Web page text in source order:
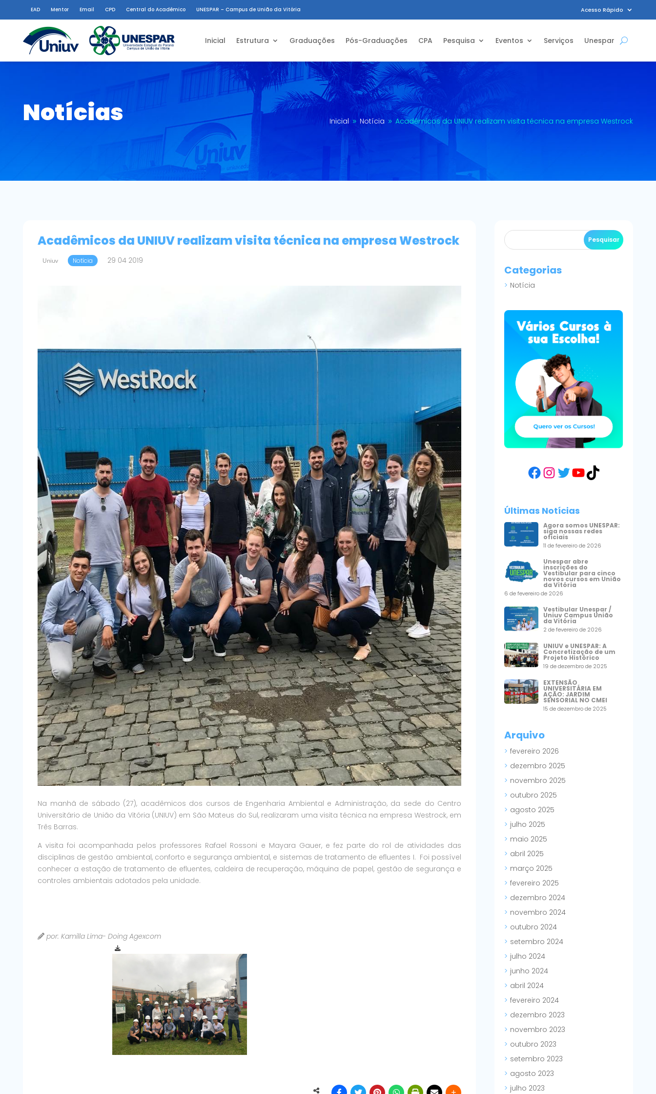
EAD Mentor Email CPD Central do Acadêmico UNESPAR – Campus de União da Vitória Acesso Rápido
Inicial Estrutura Graduações Pós-Graduações CPA Pesquisa Eventos Serviços Unespar
Notícias Inicial 9 Notícia 9 Acadêmicos da UNIUV realizam visita técnica na empresa Westrock
Acadêmicos da UNIUV realizam visita técnica na empresa Westrock
Uniuv Notícia 29 04 2019
Na manhã de sábado (27), acadêmicos dos cursos de Engenharia Ambiental e Administração, da sede do Centro
Universitário de União da Vitória (UNIUV) em São Mateus do Sul, realizaram uma visita técnica na empresa Westrock, em
Três Barras.
A visita foi acompanhada pelos professores Rafael Rossoni e Mayara Gauer, e fez parte do rol de atividades das
disciplinas de gestão ambiental, conforto e segurança ambiental, e sistemas de tratamento de efluentes I. Foi possível
conhecer a estação de tratamento de efluentes, caldeira de recuperação, máquina de papel, gestão de segurança e
controles ambientais adotados pela unidade.
por: Kamilla Lima- Doing Agexcom
Categorias
Notícia
Facebook
Instagram
Twitter
YouTube
TikTok
Últimas Notícias
Agora somos UNESPAR:
siga nossas redes
oficiais
11 de fevereiro de 2026
Unespar abre
inscrições do
Vestibular para cinco
novos cursos em União
da Vitória
6 de fevereiro de 2026
Vestibular Unespar /
Uniuv Campus União
da Vitória
2 de fevereiro de 2026
UNIUV e UNESPAR: A
Concretização de um
Projeto Histórico
19 de dezembro de 2025
EXTENSÃO
UNIVERSITÁRIA EM
AÇÃO: JARDIM
SENSORIAL NO CMEI
15 de dezembro de 2025
Arquivo
fevereiro 2026
dezembro 2025
novembro 2025
outubro 2025
agosto 2025
julho 2025
maio 2025
abril 2025
março 2025
fevereiro 2025
dezembro 2024
novembro 2024
outubro 2024
setembro 2024
julho 2024
junho 2024
abril 2024
fevereiro 2024
dezembro 2023
novembro 2023
outubro 2023
setembro 2023
agosto 2023
julho 2023